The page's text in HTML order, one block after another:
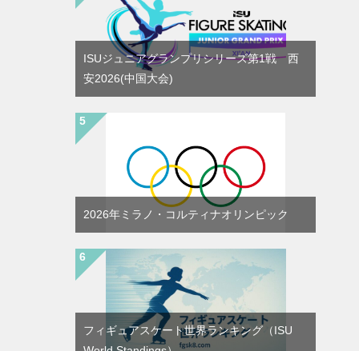
ISUジュニアグランプリシリーズ第1戦 西
安2026(中国大会)
2026年ミラノ・コルティナオリンピック
フィギュアスケート世界ランキング（ISU